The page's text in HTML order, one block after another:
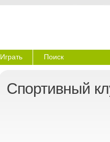
Играть Поиск
Спортивный